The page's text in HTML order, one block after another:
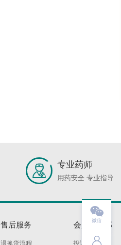
专业药师
用药安全 专业指导
售后服务
退换货流程
会员俱乐部
投诉建议

微信
